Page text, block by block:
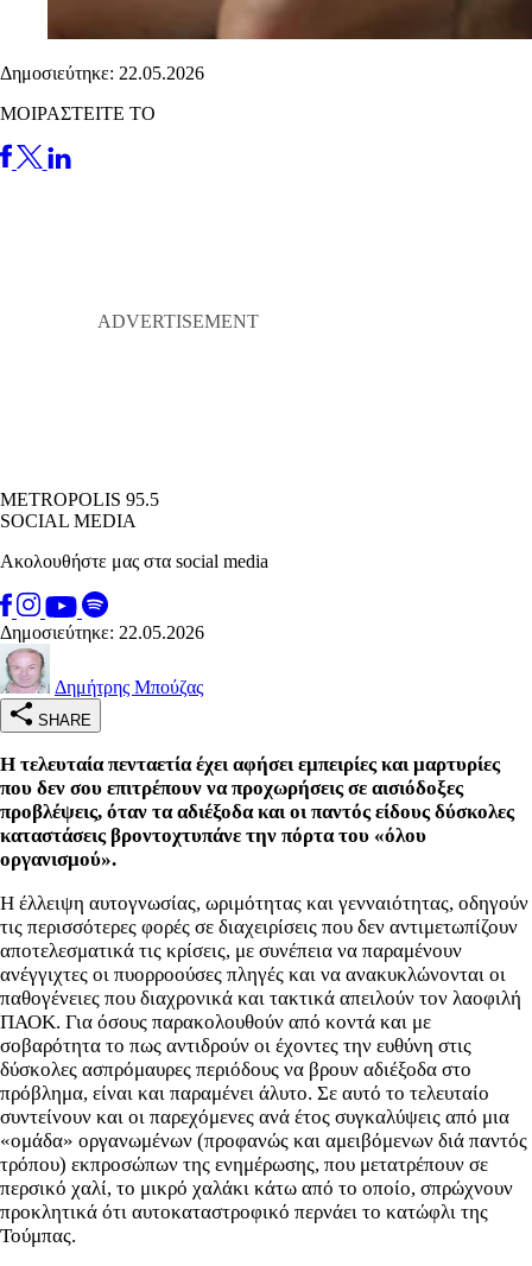
Δημοσιεύτηκε: 22.05.2026
ΜΟΙΡΑΣΤΕΙΤΕ ΤΟ
METROPOLIS 95.5
SOCIAL MEDIA
Ακολουθήστε μας στα social media
Δημοσιεύτηκε: 22.05.2026
Δημήτρης Μπούζας
SHARE
Η τελευταία πενταετία έχει αφήσει εμπειρίες και μαρτυρίες
που δεν σου επιτρέπουν να προχωρήσεις σε αισιόδοξες
προβλέψεις, όταν τα αδιέξοδα και οι παντός είδους δύσκολες
καταστάσεις βροντοχτυπάνε την πόρτα του «όλου
οργανισμού».
Η έλλειψη αυτογνωσίας, ωριμότητας και γενναιότητας, οδηγούν
τις περισσότερες φορές σε διαχειρίσεις που δεν αντιμετωπίζουν
αποτελεσματικά τις κρίσεις, με συνέπεια να παραμένουν
ανέγγιχτες οι πυορροούσες πληγές και να ανακυκλώνονται οι
παθογένειες που διαχρονικά και τακτικά απειλούν τον λαοφιλή
ΠΑΟΚ. Για όσους παρακολουθούν από κοντά και με
σοβαρότητα το πως αντιδρούν οι έχοντες την ευθύνη στις
δύσκολες ασπρόμαυρες περιόδους να βρουν αδιέξοδα στο
πρόβλημα, είναι και παραμένει άλυτο. Σε αυτό το τελευταίο
συντείνουν και οι παρεχόμενες ανά έτος συγκαλύψεις από μια
«ομάδα» οργανωμένων (προφανώς και αμειβόμενων διά παντός
τρόπου) εκπροσώπων της ενημέρωσης, που μετατρέπουν σε
περσικό χαλί, το μικρό χαλάκι κάτω από το οποίο, σπρώχνουν
προκλητικά ότι αυτοκαταστροφικό περνάει το κατώφλι της
Τούμπας.